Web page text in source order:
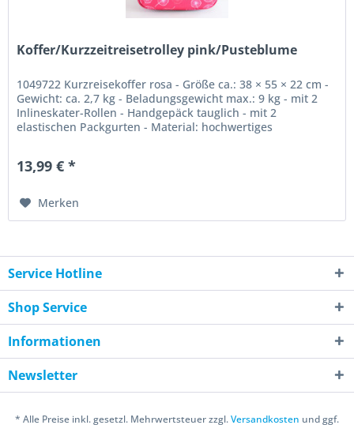
Koffer/Kurzzeitreisetrolley pink/Pusteblume
1049722 Kurzreisekoffer rosa - Größe ca.: 38 × 55 × 22 cm -
Gewicht: ca. 2,7 kg - Beladungsgewicht max.: 9 kg - mit 2
Inlineskater-Rollen - Handgepäck tauglich - mit 2
elastischen Packgurten - Material: hochwertiges
13,99 € *
Merken
Service Hotline
Shop Service
Informationen
Newsletter
* Alle Preise inkl. gesetzl. Mehrwertsteuer zzgl.Versandkosten und ggf.